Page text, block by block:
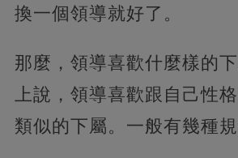
換一個領導就好了。
那麼，領導喜歡什麼樣的
上說，領導喜歡跟自己性
類似的下屬。一般有幾種規